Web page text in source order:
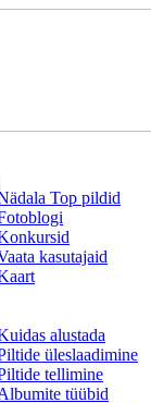
Top pildid
kasutajaid
alustada
üleslaadimine
tellimine
tüübid